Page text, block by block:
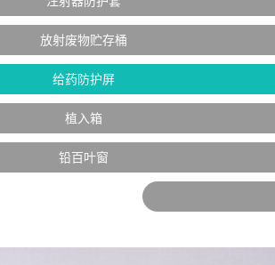
放射废物贮存桶
给药防护屏
植入箱
铅百叶窗